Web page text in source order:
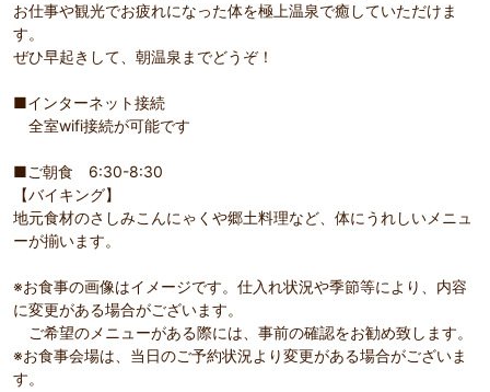
お仕事や観光でお疲れになった体を極上温泉で癒していただけま
す。
ぜひ早起きして、朝温泉までどうぞ！
■インターネット接続
全室wifi接続が可能です
■ご朝食 6:30-8:30
【バイキング】
地元食材のさしみこんにゃくや郷土料理など、体にうれしいメニュ
ーが揃います。
※お食事の画像はイメージです。仕入れ状況や季節等により、内容
に変更がある場合がございます。
ご希望のメニューがある際には、事前の確認をお勧め致します。
※お食事会場は、当日のご予約状況より変更がある場合がございま
す。